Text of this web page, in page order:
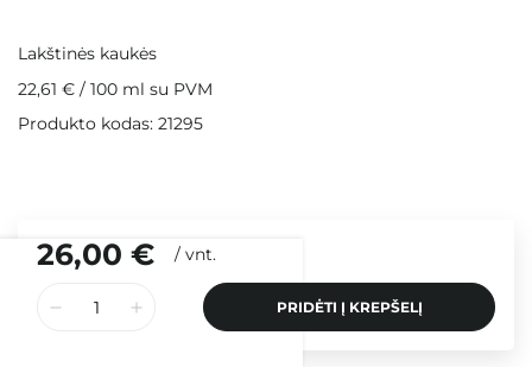
26,00 € / vnt.
PRIDĖTI Į KREPŠELĮ
Lakštinės kaukės
22,61 € / 100 ml su PVM
Produkto kodas: 21295